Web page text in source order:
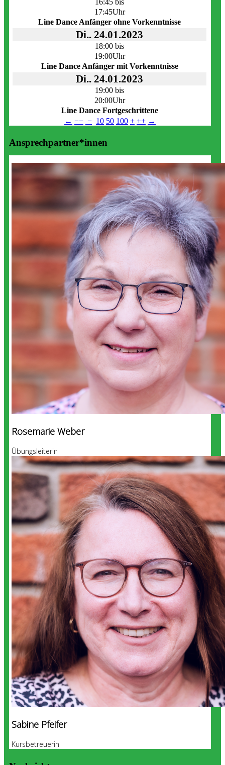
17:45Uhr
Line Dance Anfänger ohne Vorkenntnisse
Di.. 24.01.2023
18:00 bis
19:00Uhr
Line Dance Anfänger mit Vorkenntnisse
Di.. 24.01.2023
19:00 bis
20:00Uhr
Line Dance Fortgeschrittene
← −− − 10 50 100 + ++ →
Ansprechpartner*innen
Rosemarie Weber
Übungsleiterin
Sabine Pfeifer
Kursbetreuerin